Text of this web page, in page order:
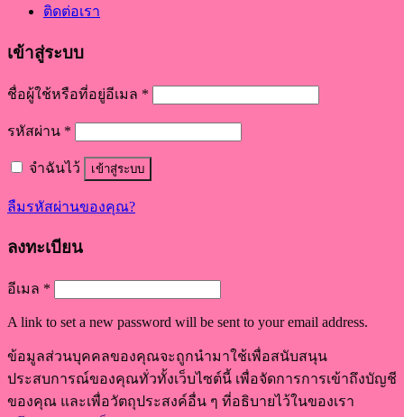
ติดต่อเรา
เข้าสู่ระบบ
ชื่อผู้ใช้หรือที่อยู่อีเมล *
รหัสผ่าน *
จำฉันไว้ เข้าสู่ระบบ
ลืมรหัสผ่านของคุณ?
ลงทะเบียน
อีเมล *
A link to set a new password will be sent to your email address.
ข้อมูลส่วนบุคคลของคุณจะถูกนำมาใช้เพื่อสนับสนุน
ประสบการณ์ของคุณทั่วทั้งเว็บไซต์นี้ เพื่อจัดการการเข้าถึงบัญชี
ของคุณ และเพื่อวัตถุประสงค์อื่น ๆ ที่อธิบายไว้ในของเรา